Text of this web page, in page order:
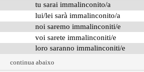
tu sarai immalinconito/a
lui/lei sarà immalinconito/a
noi saremo immalinconiti/e
voi sarete immalinconiti/e
loro saranno immalinconiti/e
continua abaixo